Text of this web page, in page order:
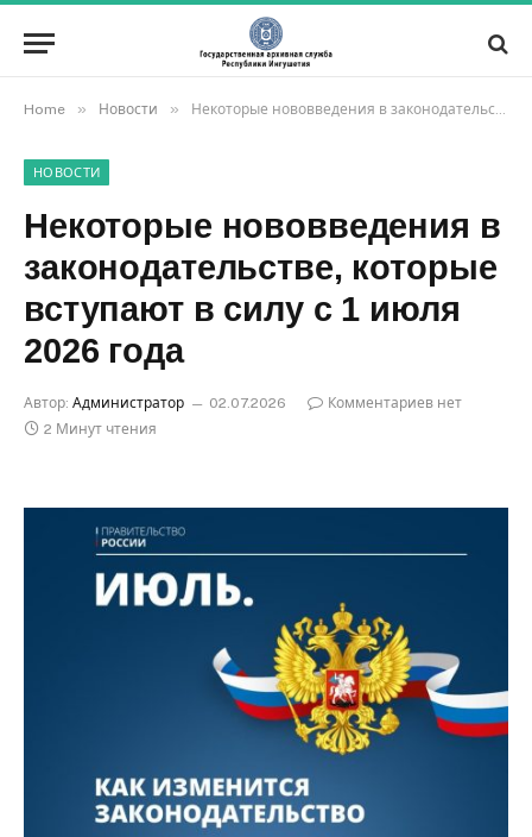
Home » Новости » Некоторые нововведения в законодательстве, которые вступают в силу с 1 июля 2026 года
НОВОСТИ
Некоторые нововведения в
законодательстве, которые
вступают в силу с 1 июля
2026 года
Автор: Администратор 02.07.2026
Комментариев нет
2 Минут чтения